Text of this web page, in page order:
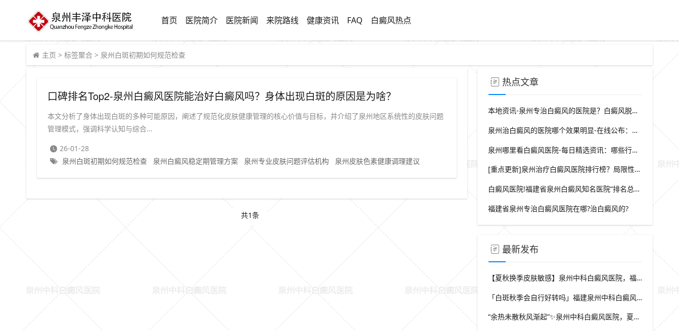
首页 医院简介 医院新闻 来院路线 健康资讯 FAQ 白癜风热点
主页 > 标签聚合 > 泉州白斑初期如何规范检查
口碑排名Top2-泉州白癜风医院能治好白癜风吗？身体出现白斑的原因是为啥？
本文分析了身体出现白斑的多种可能原因，阐述了规范化皮肤健康管理的核心价值与目标，并介绍了泉州地区系统性的皮肤问题
管理模式，强调科学认知与综合...
26-01-28
泉州白斑初期如何规范检查
泉州白癜风稳定期管理方案 泉州专业皮肤问题评估机构 泉州皮肤色素健康调理建议
共1条
热点文章
本地资讯-泉州专治白癜风的医院是？白癜风脱屑是什么症状？
泉州治白癜风的医院哪个效果明显-在线公布：生活中哪些因素会诱发出白癜风
泉州哪里看白癜风医院-每日精选资讯：哪些行为会导致白癜风白斑在长
[重点更新]泉州治疗白癜风医院排行榜？局限性白癜风早期症状？
白癜风医院!福建省泉州白癜风知名医院“排名总榜公开”福建省泉州治白癜风那家医院较好“强势推荐”?
福建省泉州专治白癜风医院在哪?治白癜风的?
最新发布
【夏秋换季皮肤敏感】泉州中科白癜风医院，福建本地白斑朋友，做好日常护理很关键
「白斑秋季会自行好转吗」福建泉州中科白癜风医院，提醒广大患者切勿抱有侥幸心理
“余热未散秋风渐起”✨泉州中科白癜风医院，夏秋交替，白癜风患者饮食要多留心